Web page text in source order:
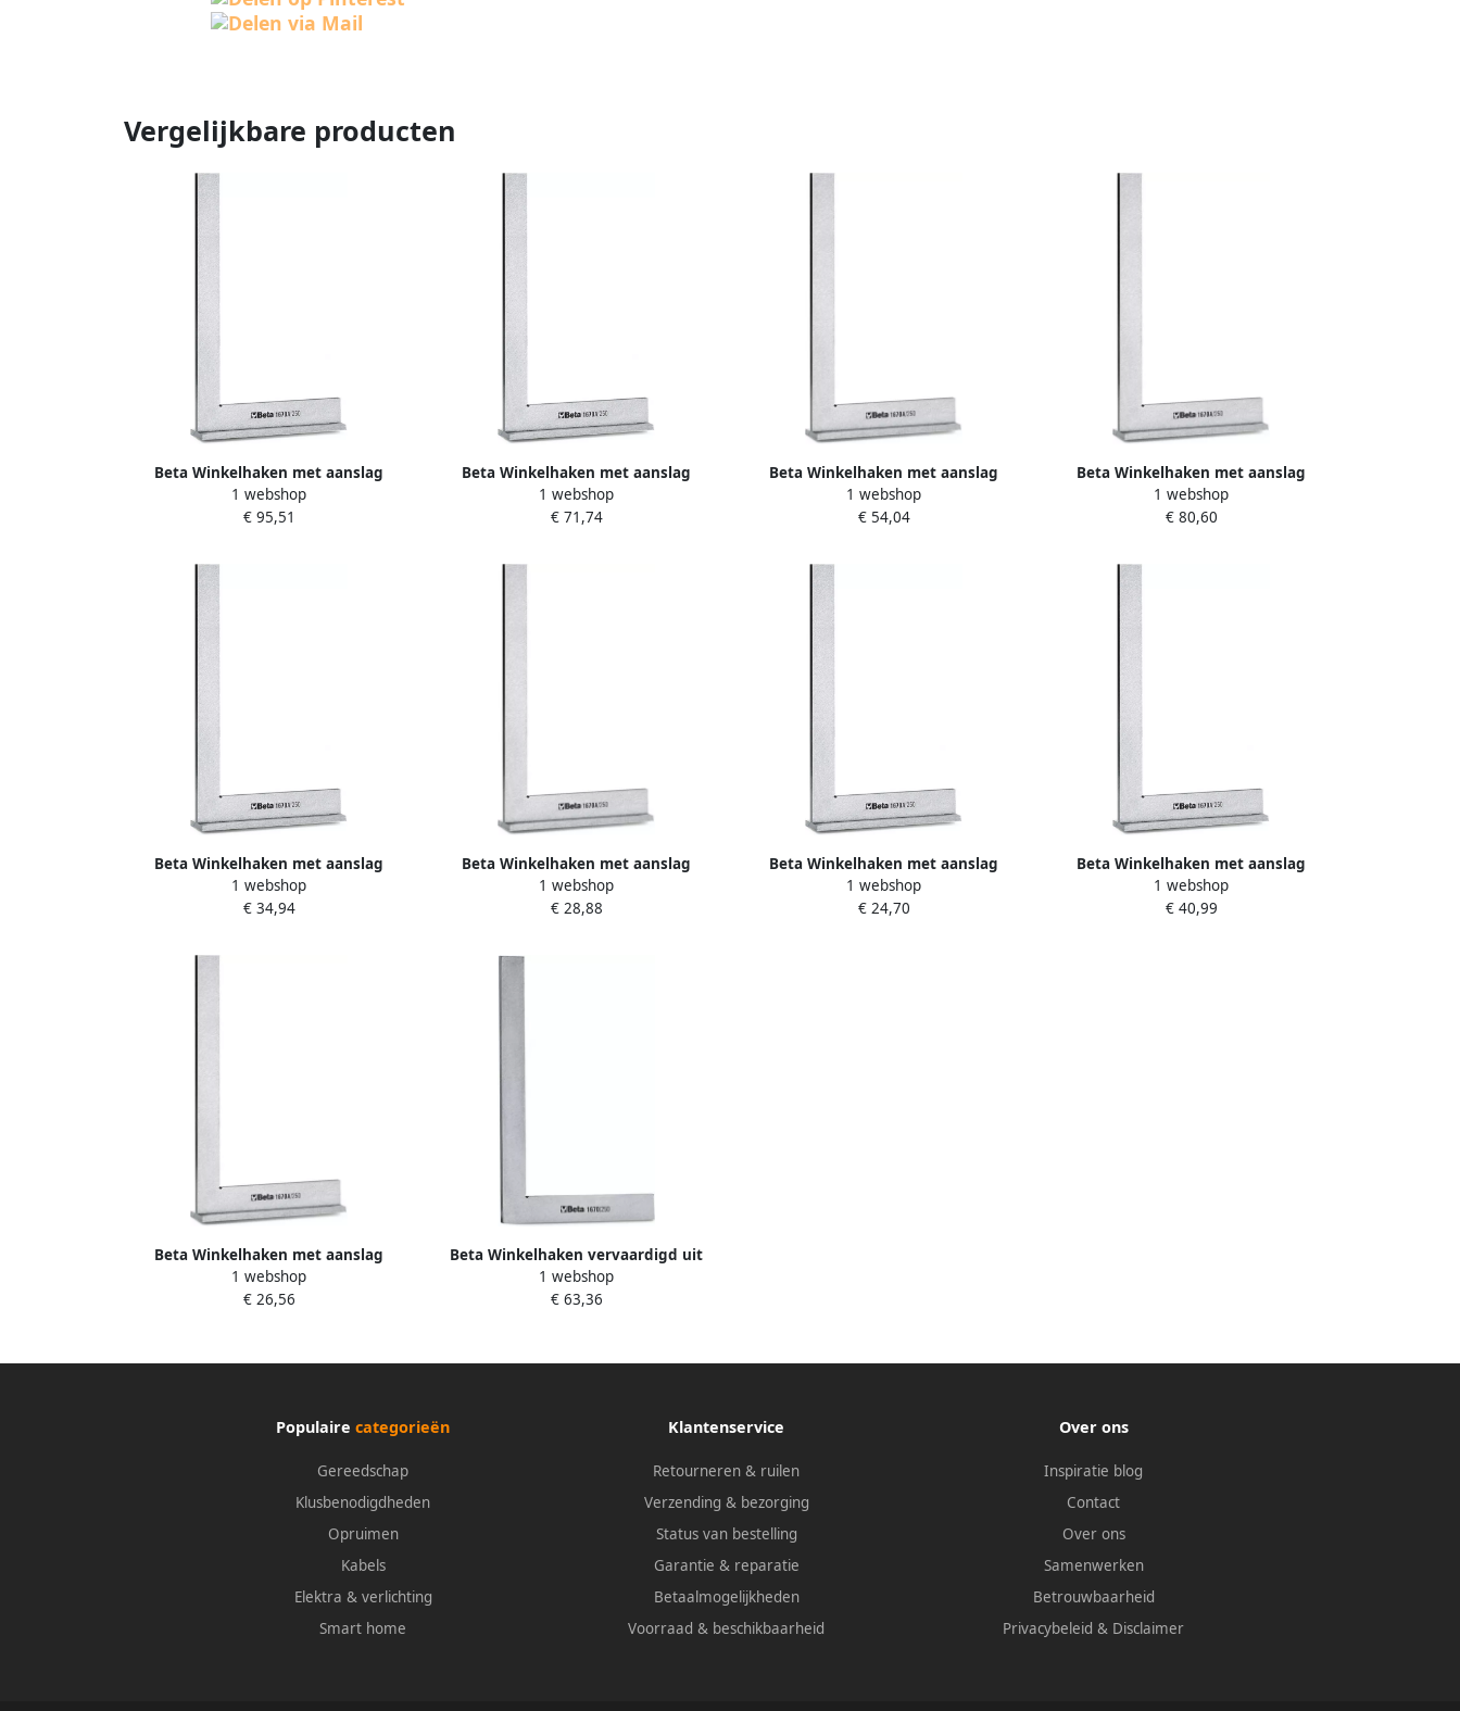
Vergelijkbare producten
Beta Winkelhaken met aanslag
vervaardigd uit geslepen staal 1670A
800 016700180
1 webshop
€ 95,51
Beta Winkelhaken met aanslag
vervaardigd uit geslepen staal 1670A
500 016700150
1 webshop
€ 71,74
Beta Winkelhaken met aanslag
vervaardigd uit geslepen staal 1670A
400 016700140
1 webshop
€ 54,04
Beta Winkelhaken met aanslag
vervaardigd uit geslepen staal 1670A
600 016700160
1 webshop
€ 80,60
Beta Winkelhaken met aanslag
vervaardigd uit geslepen staal 1670A
250 016700125
1 webshop
€ 34,94
Beta Winkelhaken met aanslag
vervaardigd uit geslepen staal 1670A
200 016700120
1 webshop
€ 28,88
Beta Winkelhaken met aanslag
vervaardigd uit geslepen staal 1670A
100 016700110
1 webshop
€ 24,70
Beta Winkelhaken met aanslag
vervaardigd uit geslepen staal 1670A
300 016700130
1 webshop
€ 40,99
Beta Winkelhaken met aanslag
vervaardigd uit geslepen staal 1670A
150 016700115
1 webshop
€ 26,56
Beta Winkelhaken vervaardigd uit
geslepen staal 1670 800 016700080
1 webshop
€ 63,36
Populaire categorieën
Gereedschap
Klusbenodigdheden
Opruimen
Kabels
Elektra & verlichting
Smart home
Klantenservice
Retourneren & ruilen
Verzending & bezorging
Status van bestelling
Garantie & reparatie
Betaalmogelijkheden
Voorraad & beschikbaarheid
Over ons
Inspiratie blog
Contact
Over ons
Samenwerken
Betrouwbaarheid
Privacybeleid & Disclaimer